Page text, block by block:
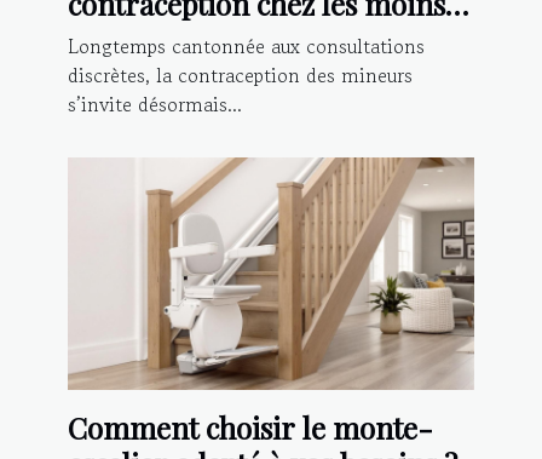
de 18 ans
Longtemps cantonnée aux consultations
discrètes, la contraception des mineurs
s’invite désormais...
Comment choisir le monte-